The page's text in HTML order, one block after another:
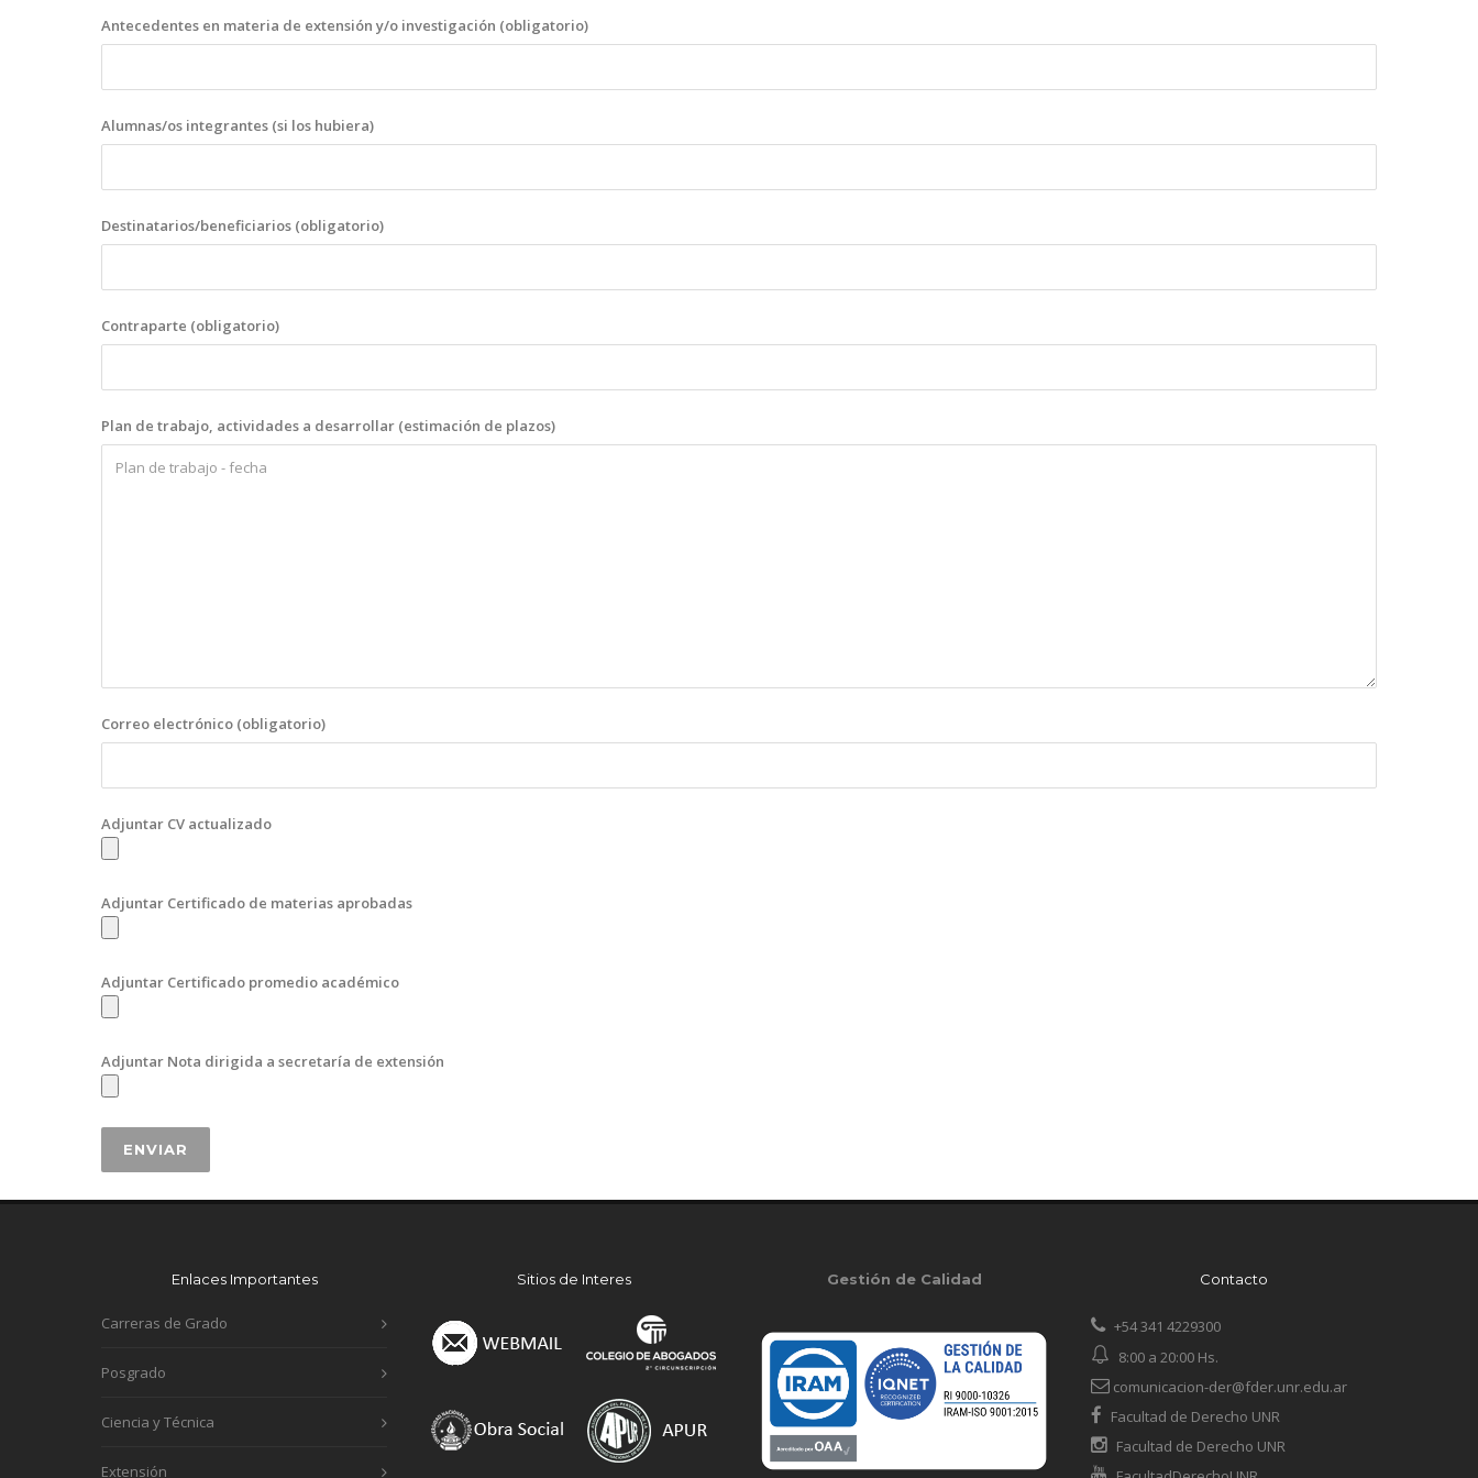
Antecedentes en materia de extensión y/o investigación (obligatorio)
Alumnas/os integrantes (si los hubiera)
Destinatarios/beneficiarios (obligatorio)
Contraparte (obligatorio)
Plan de trabajo, actividades a desarrollar (estimación de plazos)
Correo electrónico (obligatorio)
Adjuntar CV actualizado
Adjuntar Certificado de materias aprobadas
Adjuntar Certificado promedio académico
Adjuntar Nota dirigida a secretaría de extensión
Enlaces Importantes
Carreras de Grado
Posgrado
Ciencia y Técnica
Extensión
Sitios de Interes Gestión de Calidad Contacto
+54 341 4229300
8:00 a 20:00 Hs.
comunicacion-der@fder.unr.edu.ar
Facultad de Derecho UNR
Facultad de Derecho UNR